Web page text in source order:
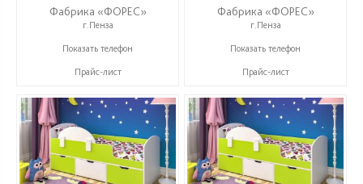
Фабрика «ФОРЕС»
г.Пенза
+7 (8412) 73-85-16
Показать телефон
Прайс-лист
Фабрика «ФОРЕС»
г.Пенза
+7 (8412) 73-85-16
Показать телефон
Прайс-лист